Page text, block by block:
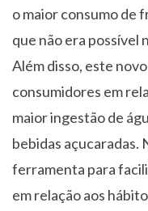
o maior consumo de
que não era possível
Além disso, este
consumidores em
maior ingestão de
bebidas açucaradas.
ferramenta para
em relação aos